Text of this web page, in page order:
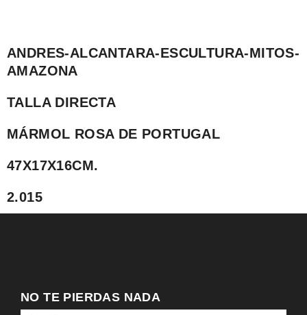
ANDRES-ALCANTARA-ESCULTURA-MITOS-
AMAZONA
TALLA DIRECTA
MÁRMOL ROSA DE PORTUGAL
47X17X16CM.
2.015
NO TE PIERDAS NADA